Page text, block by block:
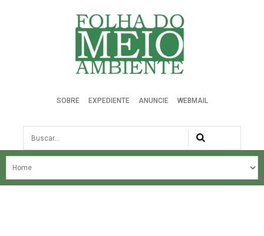
Folha do Meio Ambiente
SOBRE EXPEDIENTE ANUNCIE WEBMAIL
Busca
NOSSA HISTÓRIA